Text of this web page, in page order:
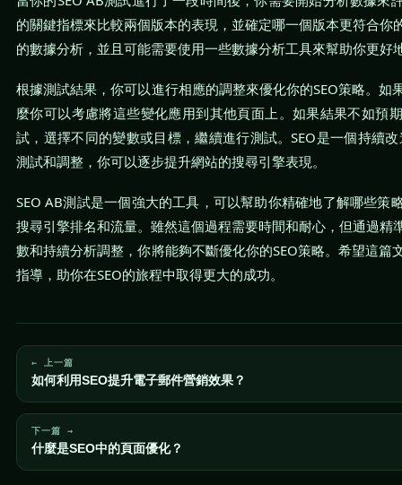
的關鍵指標來比較兩個版本的表現，並確定哪一個版本更符合你
的數據分析，並且可能需要使用一些數據分析工具來幫助你更好
根據測試結果，你可以進行相應的調整來優化你的SEO策略。如
麼你可以考慮將這些變化應用到其他頁面上。如果結果不如預
試，選擇不同的變數或目標，繼續進行測試。SEO是一個持續
測試和調整，你可以逐步提升網站的搜尋引擎表現。
SEO AB測試是一個強大的工具，可以幫助你精確地了解哪些策
搜尋引擎排名和流量。雖然這個過程需要時間和耐心，但通過精
數和持續分析調整，你將能夠不斷優化你的SEO策略。希望這篇
指導，助你在SEO的旅程中取得更大的成功。
← 上一篇
如何利用SEO提升電子郵件營銷效果？
下一篇 →
什麼是SEO中的頁面優化？